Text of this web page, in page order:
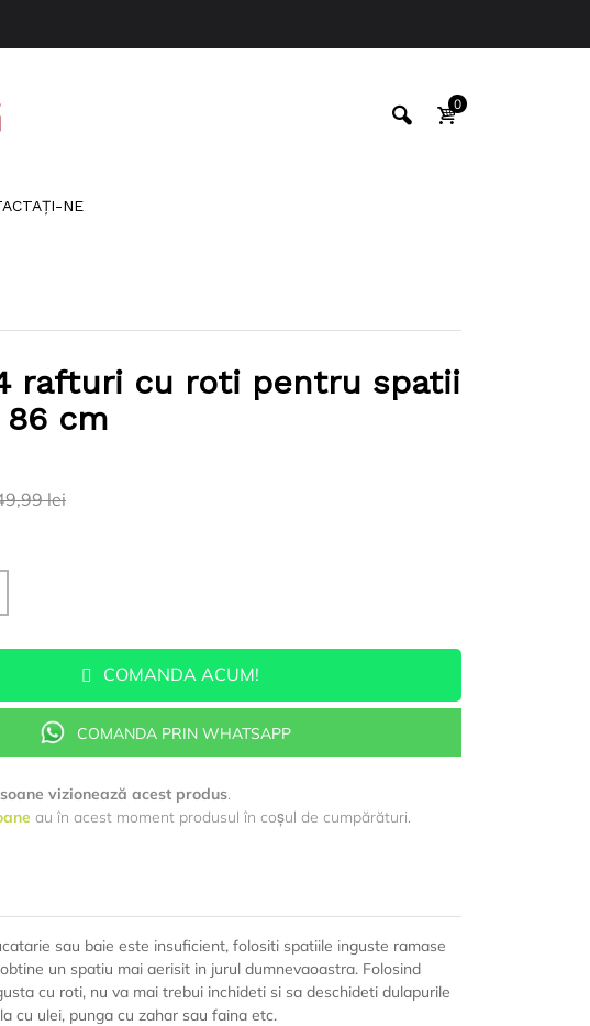
0
NE
rafturi cu roti pentru spatii
cm
lei
COMANDA ACUM!
COMANDA PRIN WHATSAPP
vizionează acest produs.
au în acest moment produsul în coșul de cumpărături.
sau baie este insuficient, folositi spatiile inguste ramase
un spatiu mai aerisit in jurul dumnevaoastra. Folosind
cu roti, nu va mai trebui inchideti si sa deschideti dulapurile
cu ulei, punga cu zahar sau faina etc.